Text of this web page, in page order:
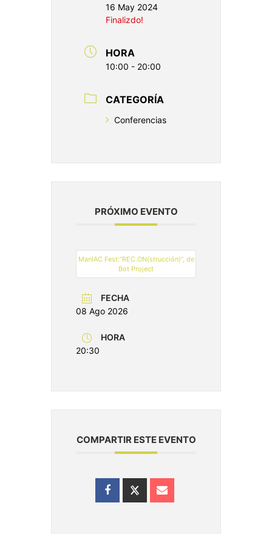
16 May 2024
Finalizdo!
HORA
10:00 - 20:00
CATEGORÍA
Conferencias
PRÓXIMO EVENTO
ManIAC Fest:“REC.ON(strucción)”, de
Bot Project
FECHA
08 Ago 2026
HORA
20:30
COMPARTIR ESTE EVENTO